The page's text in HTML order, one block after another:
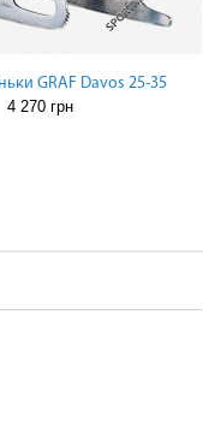
GRAF Davos 25-35
4 270 грн